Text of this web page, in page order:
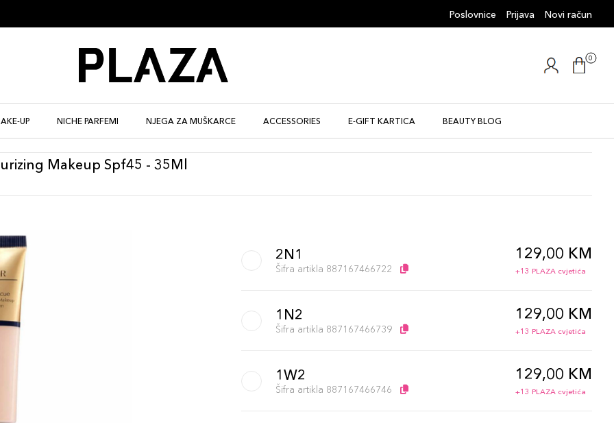
Poslovnice Prijava Novi račun
0
UP NICHE PARFEMI NJEGA ZA MUŠKARCE ACCESSORIES E-GIFT KARTICA BEAUTY BLOG
Makeup Spf45 - 35Ml
2N1
Šifra artikla 887167466722
129,00 KM
+13 PLAZA cvjetića
1N2
Šifra artikla 887167466739
129,00 KM
+13 PLAZA cvjetića
1W2
Šifra artikla 887167466746
129,00 KM
+13 PLAZA cvjetića